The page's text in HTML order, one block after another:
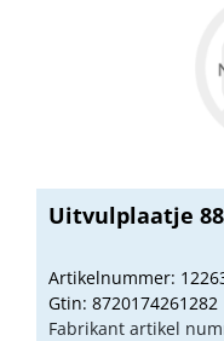
Uitvulplaatje
Artikelnummer:
Gtin: 8720174261282
Fabrikant artikel